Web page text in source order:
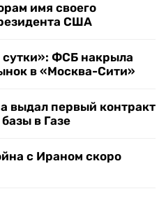
имя своего
США
ФСБ накрыла
в «Москва-Сити»
выдал первый контракт
в Газе
с Ираном скоро